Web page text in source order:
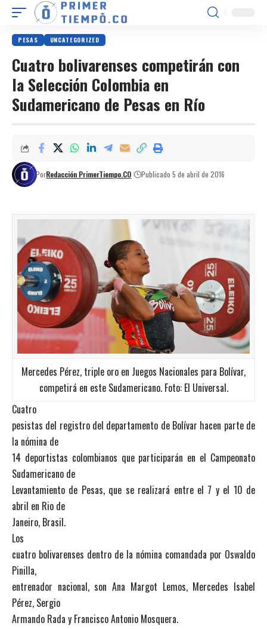
PESAS UNCATEGORIZED
Cuatro bolivarenses competirán con
la Selección Colombia en
Sudamericano de Pesas en Río
PorRedacción PrimerTiempo.CO Publicado 5 de abril de 2016
Mercedes Pérez, triple oro en Juegos Nacionales para Bolívar,
competirá en este Sudamericano. Foto: El Universal.
Cuatro
pesistas del registro del departamento de Bolívar hacen parte de
la nómina de
14 deportistas colombianos que participarán en el Campeonato
Sudamericano de
Levantamiento de Pesas, que se realizará entre el 7 y el 10 de
abril en Rio de
Janeiro, Brasil.
Los
cuatro bolivarenses dentro de la nómina comandada por Oswaldo
Pinilla,
entrenador nacional, son Ana Margot Lemos, Mercedes Isabel
Pérez, Sergio
Armando Rada y Francisco Antonio Mosquera.